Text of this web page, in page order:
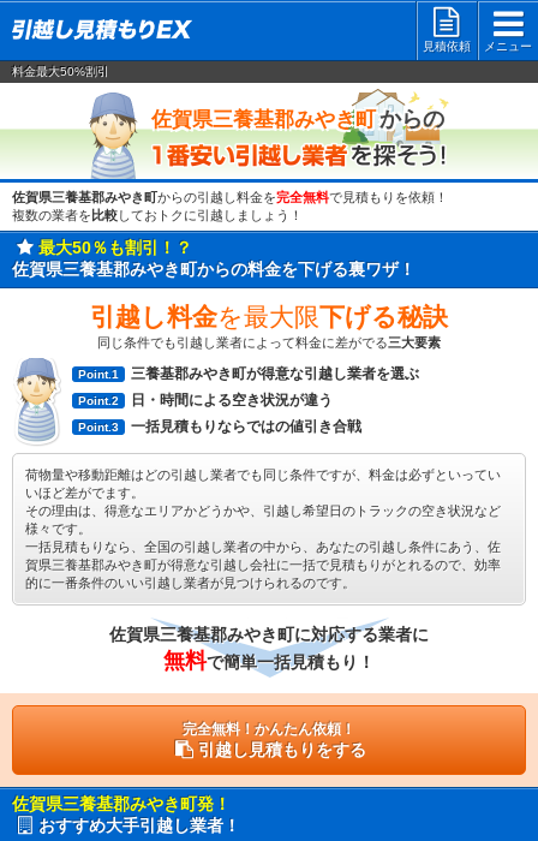
見積依頼
メニュー
料金最大50%割引
佐賀県三養基郡みやき町からの
佐賀県三養基郡みやき町からの引越し料金を完全無料で見積もりを依頼！
複数の業者を 比較しておトクに引越しましょう！
最大50％も割引！？
佐賀県三養基郡みやき町からの料金を下げる裏ワザ！
引越し料金を最大限下げる秘訣
同じ条件でも引越し業者によって料金に差がでる三大要素
Point.1 三養基郡みやき町が得意な引越し業者を選ぶ
Point.2 日・時間による空き状況が違う
Point.3 一括見積もりならではの値引き合戦
荷物量や移動距離はどの引越し業者でも同じ条件ですが、料金は必ずといってい
いほど差がでます。
その理由は、得意なエリアかどうかや、引越し希望日のトラックの空き状況など
様々です。
一括見積もりなら、全国の引越し業者の中から、あなたの引越し条件にあう、佐
賀県三養基郡みやき町が得意な引越し会社に一括で見積もりがとれるので、効率
的に一番条件のいい引越し業者が見つけられるのです。
佐賀県三養基郡みやき町に対応する業者に
無料で簡単一括見積もり！
完全無料！かんたん依頼！
引越し見積もりをする
佐賀県三養基郡みやき町発！
おすすめ大手引越し業者！